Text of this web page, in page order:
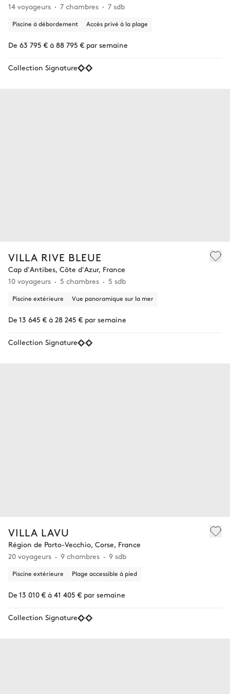
14 voyageurs
7 chambres 7 sdb
Piscine à débordement Accès privé à la plage
De 63 795 € à 88 795 € par semaine
Collection Signature
VILLA RIVE BLEUE
Cap d'Antibes, Côte d'Azur, France
10 voyageurs
5 chambres 5 sdb
Piscine extérieure Vue panoramique sur la mer
De 13 645 € à 28 245 € par semaine
Collection Signature
VILLA LAVU
Région de Porto-Vecchio, Corse, France
20 voyageurs
9 chambres 9 sdb
Piscine extérieure Plage accessible à pied
De 13 010 € à 41 405 € par semaine
Collection Signature